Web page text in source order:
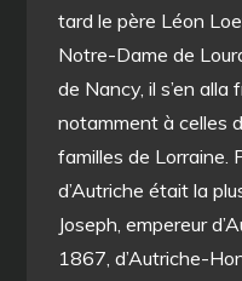
tard le père Léon
Notre-Dame de
de Nancy, il s’en
notamment à celles
familles de Lorraine.
d’Autriche était la
Joseph, empereur
1867, d’Autriche-